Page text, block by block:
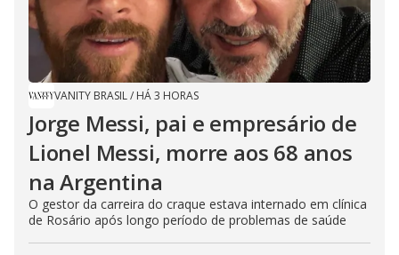
VANITY BRASIL/ HÁ 3 HORAS
Jorge Messi, pai e empresário de
Lionel Messi, morre aos 68 anos
na Argentina
O gestor da carreira do craque estava internado em clínica
de Rosário após longo período de problemas de saúde